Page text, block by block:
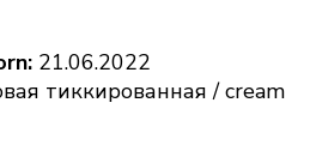
21.06.2022
тиккированная / cream